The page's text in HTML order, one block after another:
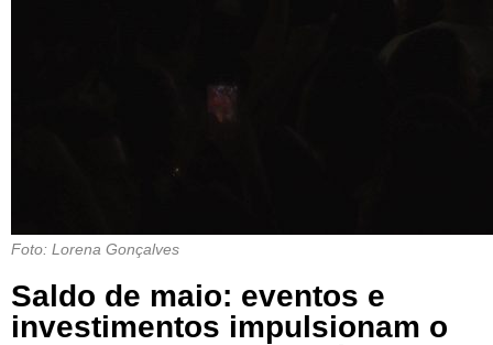
Foto: Lorena Gonçalves
Saldo de maio: eventos e
investimentos impulsionam o